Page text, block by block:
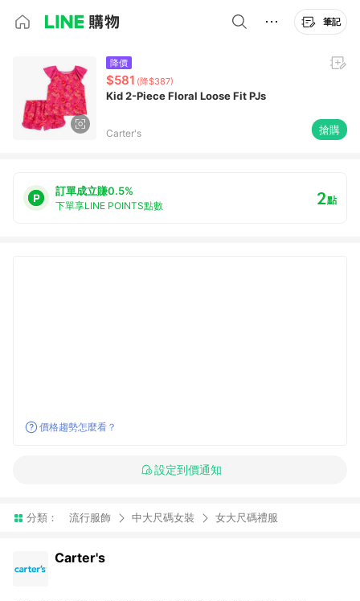
筆記
降價
$581 (降$387)
Kid 2-Piece Floral Loose Fit PJs
Carter's 搶購
訂單成立賺0.5%
下單享LINE POINTS點數 2點
價格趨勢怎麼看？
設定到價通知
分類： 流行服飾 中大尺碼女裝 女大尺碼禮服
Carter's